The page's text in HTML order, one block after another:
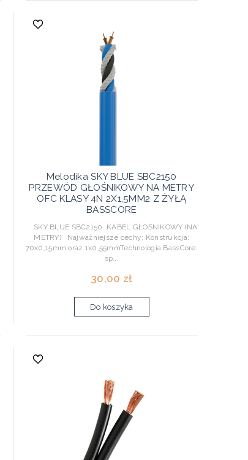
Melodika SKY BLUE SBC2150
PRZEWÓD GŁOŚNIKOWY NA METRY
OFC KLASY 4N 2X1,5MM2 Z ŻYŁĄ
BASSCORE
SKY BLUE SBC2150. KABEL GŁOŚNIKOWY (NA
METRY) Najważniejsze cechy: Konstrukcja:
70x0,15mm oraz 1x0,55mmTechnologia BassCore:
sp...
30,00 zł
Do koszyka